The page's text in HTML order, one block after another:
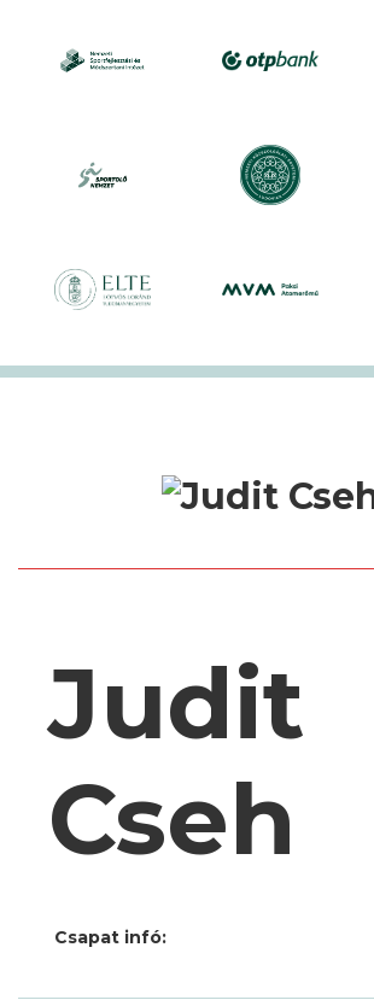
Judit
Cseh
Csapat infó: